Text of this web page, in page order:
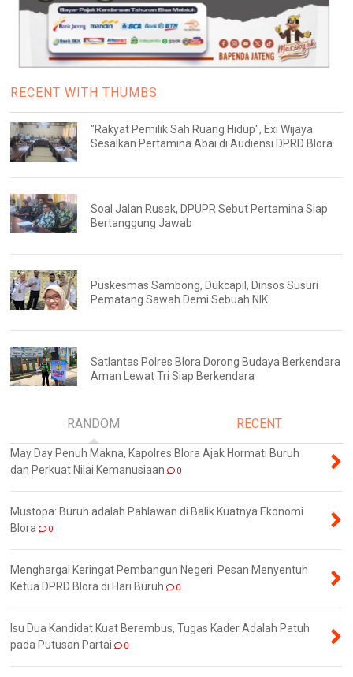
RECENT WITH THUMBS
"Rakyat Pemilik Sah Ruang Hidup", Exi Wijaya
Sesalkan Pertamina Abai di Audiensi DPRD Blora
Soal Jalan Rusak, DPUPR Sebut Pertamina Siap
Bertanggung Jawab
Puskesmas Sambong, Dukcapil, Dinsos Susuri
Pematang Sawah Demi Sebuah NIK
Satlantas Polres Blora Dorong Budaya Berkendara
Aman Lewat Tri Siap Berkendara
RANDOM RECENT
May Day Penuh Makna, Kapolres Blora Ajak Hormati Buruh
dan Perkuat Nilai Kemanusiaan
0
Mustopa: Buruh adalah Pahlawan di Balik Kuatnya Ekonomi
Blora
0
Menghargai Keringat Pembangun Negeri: Pesan Menyentuh
Ketua DPRD Blora di Hari Buruh
0
Isu Dua Kandidat Kuat Berembus, Tugas Kader Adalah Patuh
pada Putusan Partai
0